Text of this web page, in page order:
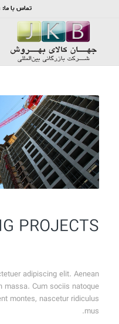
تماس با ما: ۴۴۲۹۱۴۸۹-۲۱-۹۸+ ☏
PROJECTS
adipiscing elit. Aenean
massa. Cum sociis natoque
montes, nascetur ridiculus
mus.